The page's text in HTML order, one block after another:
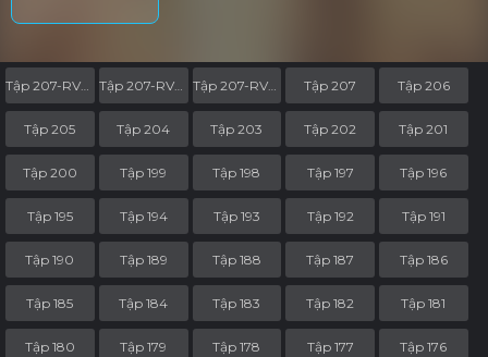
Tập 207-RV04 Tập 207-RV03 Tập 207 Tập 206
Tập 205 Tập 204 Tập 203 Tập 202 Tập 201
Tập 200 Tập 199 Tập 198 Tập 197 Tập 196
Tập 195 Tập 194 Tập 193 Tập 192 Tập 191
Tập 190 Tập 189 Tập 188 Tập 187 Tập 186
Tập 185 Tập 184 Tập 183 Tập 182 Tập 181
Tập 180 Tập 179 Tập 178 Tập 177 Tập 176